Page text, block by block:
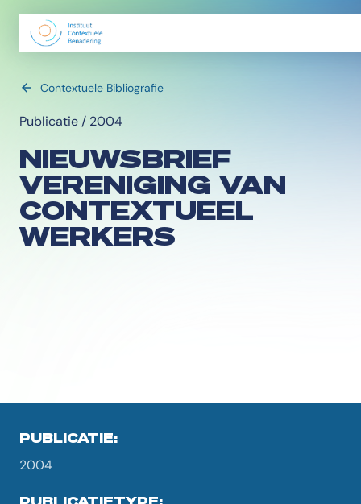
Contextuele Bibliografie
Publicatie / 2004
NIEUWSBRIEF
VERENIGING VAN
CONTEXTUEEL
WERKERS
PUBLICATIE:
2004